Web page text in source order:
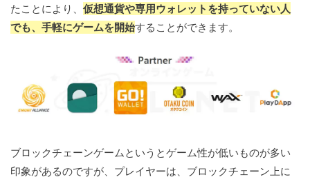
たことにより、 仮想通貨や専用ウォレットを持っていない人
でも、手軽にゲームを開始することができます。
ブロックチェーンゲームというとゲーム性が低いものが多い
印象があるのですが、プレイヤーは、ブロックチェーン上に